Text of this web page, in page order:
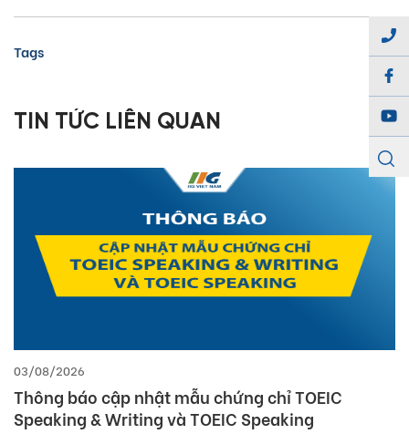
Tags
TIN TỨC LIÊN QUAN
03/08/2026
Thông báo cập nhật mẫu chứng chỉ TOEIC
Speaking & Writing và TOEIC Speaking